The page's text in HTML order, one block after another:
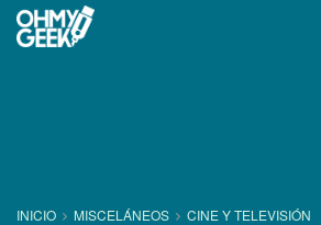
INICIO MISCELÁNEOS CINE Y TELEVISIÓN